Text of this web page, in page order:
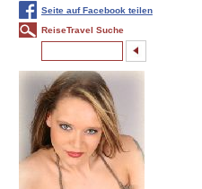
Seite auf Facebook teilen
ReiseTravel Suche